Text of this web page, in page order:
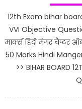
12th Exam bihar
VVI Objective
मार्क्स हिंदी मंगर चैप्टर
50 Marks Hindi
>> BIHAR BOARD